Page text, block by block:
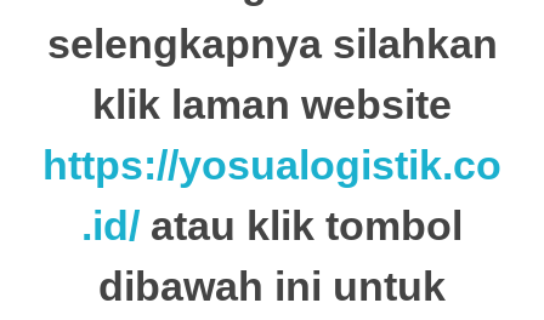
selengkapnya silahkan
klik laman website
https://yosualogistik.co
.id/ atau klik tombol
dibawah ini untuk